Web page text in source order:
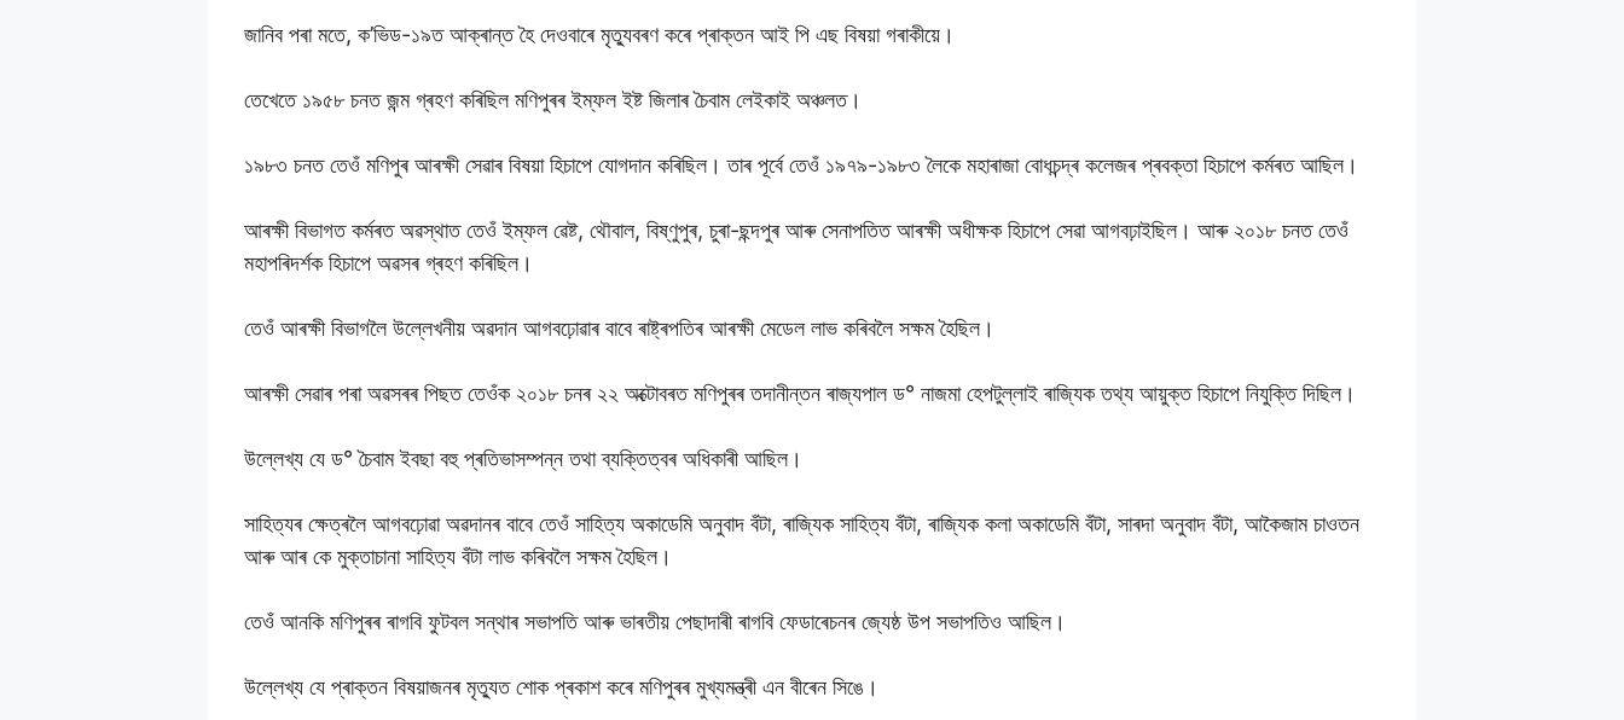
জানিব পৰা মতে, ক’ভিড-১৯ত আক্ৰান্ত হৈ দেওবাৰে মৃত্যুবৰণ কৰে প্ৰাক্তন আই পি এছ বিষয়া গৰাকীয়ে।
তেখেতে ১৯৫৮ চনত জন্ম গ্ৰহণ কৰিছিল মণিপুৰৰ ইম্ফল ইষ্ট জিলাৰ চৈবাম লেইকাই অঞ্চলত।
১৯৮৩ চনত তেওঁ মণিপুৰ আৰক্ষী সেৱাৰ বিষয়া হিচাপে যোগদান কৰিছিল। তাৰ পূৰ্বে তেওঁ ১৯৭৯-১৯৮৩ লৈকে মহাৰাজা বোধচন্দ্ৰ কলেজৰ প্ৰবক্তা হিচাপে কৰ্মৰত আছিল।
আৰক্ষী বিভাগত কৰ্মৰত অৱস্থাত তেওঁ ইম্ফল ৱেষ্ট, থৌবাল, বিষ্ণুপুৰ, চুৰা-ছন্দপুৰ আৰু সেনাপতিত আৰক্ষী অধীক্ষক হিচাপে সেৱা আগবঢ়াইছিল। আৰু ২০১৮ চনত তেওঁ
মহাপৰিদৰ্শক হিচাপে অৱসৰ গ্ৰহণ কৰিছিল।
তেওঁ আৰক্ষী বিভাগলৈ উল্লেখনীয় অৱদান আগবঢ়োৱাৰ বাবে ৰাষ্ট্ৰপতিৰ আৰক্ষী মেডেল লাভ কৰিবলৈ সক্ষম হৈছিল।
আৰক্ষী সেৱাৰ পৰা অৱসৰৰ পিছত তেওঁক ২০১৮ চনৰ ২২ অক্টোবৰত মণিপুৰৰ তদানীন্তন ৰাজ্যপাল ড° নাজমা হেপটুল্লাই ৰাজ্যিক তথ্য আয়ুক্ত হিচাপে নিযুক্তি দিছিল।
উল্লেখ্য যে ড° চৈবাম ইবছা বহু প্ৰতিভাসম্পন্ন তথা ব্যক্তিত্বৰ অধিকাৰী আছিল।
সাহিত্যৰ ক্ষেত্ৰলৈ আগবঢ়োৱা অৱদানৰ বাবে তেওঁ সাহিত্য অকাডেমি অনুবাদ বঁটা, ৰাজ্যিক সাহিত্য বঁটা, ৰাজ্যিক কলা অকাডেমি বঁটা, সাৰদা অনুবাদ বঁটা, আকৈজাম চাওতন
আৰু আৰ কে মুক্তাচানা সাহিত্য বঁটা লাভ কৰিবলৈ সক্ষম হৈছিল।
তেওঁ আনকি মণিপুৰৰ ৰাগবি ফুটবল সন্থাৰ সভাপতি আৰু ভাৰতীয় পেছাদাৰী ৰাগবি ফেডাৰেচনৰ জ্যেষ্ঠ উপ সভাপতিও আছিল।
উল্লেখ্য যে প্ৰাক্তন বিষয়াজনৰ মৃত্যুত শোক প্ৰকাশ কৰে মণিপুৰৰ মুখ্যমন্ত্ৰী এন বীৰেন সিঙে।